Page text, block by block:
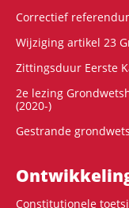
Correctief
Wijziging artikel 23
Zittingsduur Eerste
2e lezing
(2020-)
Gestrande
Constitutionele